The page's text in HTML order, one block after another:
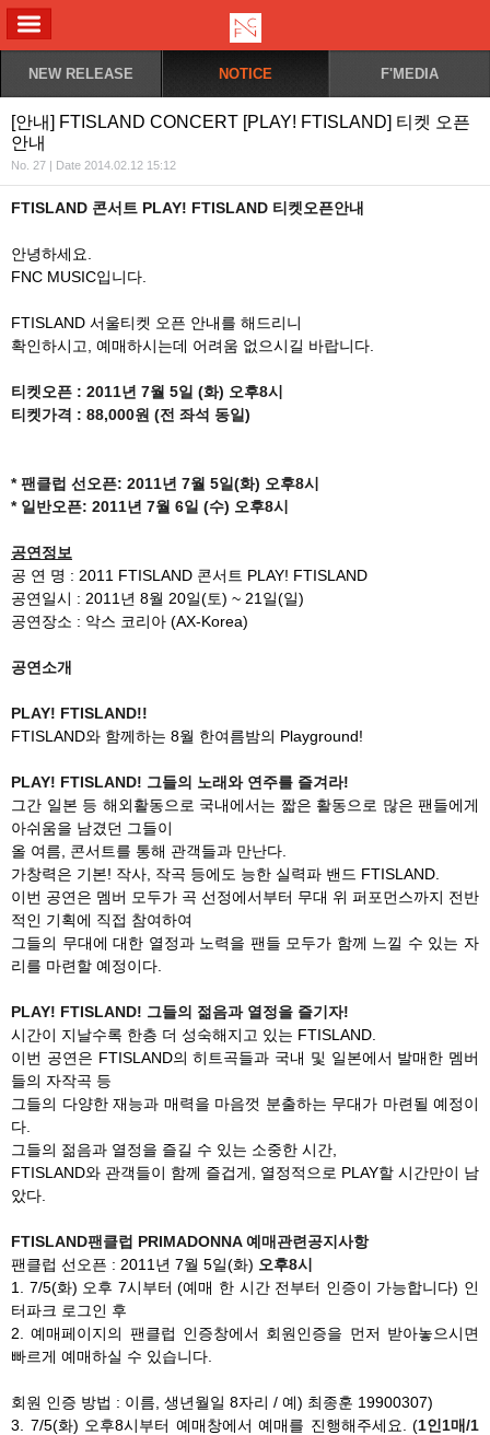
NEW RELEASE NOTICE F'MEDIA
[안내] FTISLAND CONCERT [PLAY! FTISLAND] 티켓 오픈
안내
No. 27 | Date 2014.02.12 15:12
FTISLAND 콘서트 PLAY! FTISLAND 티켓오픈안내
안녕하세요.
FNC MUSIC입니다.
FTISLAND 서울티켓 오픈 안내를 해드리니
확인하시고, 예매하시는데 어려움 없으시길 바랍니다.
티켓오픈 : 2011년 7월 5일 (화) 오후8시
티켓가격 : 88,000원 (전 좌석 동일)
* 팬클럽 선오픈: 2011년 7월 5일(화) 오후8시
* 일반오픈: 2011년 7월 6일 (수) 오후8시
공연정보
공 연 명 : 2011 FTISLAND 콘서트 PLAY! FTISLAND
공연일시 : 2011년 8월 20일(토) ~ 21일(일)
공연장소 : 악스 코리아 (AX-Korea)
공연소개
PLAY! FTISLAND!!
FTISLAND와 함께하는 8월 한여름밤의 Playground!
PLAY! FTISLAND! 그들의 노래와 연주를 즐겨라!
그간 일본 등 해외활동으로 국내에서는 짧은 활동으로 많은 팬들에게
아쉬움을 남겼던 그들이
올 여름, 콘서트를 통해 관객들과 만난다.
가창력은 기본! 작사, 작곡 등에도 능한 실력파 밴드 FTISLAND.
이번 공연은 멤버 모두가 곡 선정에서부터 무대 위 퍼포먼스까지 전반
적인 기획에 직접 참여하여
그들의 무대에 대한 열정과 노력을 팬들 모두가 함께 느낄 수 있는 자
리를 마련할 예정이다.
PLAY! FTISLAND! 그들의 젊음과 열정을 즐기자!
시간이 지날수록 한층 더 성숙해지고 있는 FTISLAND.
이번 공연은 FTISLAND의 히트곡들과 국내 및 일본에서 발매한 멤버
들의 자작곡 등
그들의 다양한 재능과 매력을 마음껏 분출하는 무대가 마련될 예정이
다.
그들의 젊음과 열정을 즐길 수 있는 소중한 시간,
FTISLAND와 관객들이 함께 즐겁게, 열정적으로 PLAY할 시간만이 남
았다.
FTISLAND팬클럽 PRIMADONNA 예매관련공지사항
팬클럽 선오픈 : 2011년 7월 5일(화) 오후8시
1. 7/5(화) 오후 7시부터 (예매 한 시간 전부터 인증이 가능합니다) 인
터파크 로그인 후
2. 예매페이지의 팬클럽 인증창에서 회원인증을 먼저 받아놓으시면
빠르게 예매하실 수 있습니다.
회원 인증 방법 : 이름, 생년월일 8자리 / 예) 최종훈 19900307)
3. 7/5(화) 오후8시부터 예매창에서 예매를 진행해주세요. (1인1매/1